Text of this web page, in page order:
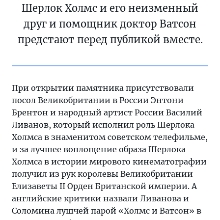
Шерлок Холмс и его неизменный
друг и помощник доктор Ватсон
предстают перед публикой вместе.
При открытии памятника присутствовали
посол Великобритании в России Энтони
Брентон и народный артист России Василий
Ливанов, который исполнил роль Шерлока
Холмса в знаменитом советском телефильме,
и за лучшее воплощение образа Шерлока
Холмса в истории мирового кинематографии
получил из рук королевы Великобритании
Елизаветы II Орден Британской империи. А
английские критики назвали Ливанова и
Соломина лушчей парой «Холмс и Ватсон» в